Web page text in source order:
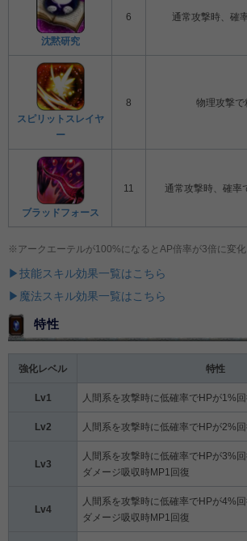
沈黙研究
6 通常攻撃時、確
スピリットスレイヤ
ー
8 物理攻撃で
ブラッドフォース
11 通常攻撃時、確率
※アークエーテルが100%になるとAP倍率が3倍に変
▶技能スキル効果一覧はこちら
▶魔法スキル効果一覧はこちら
特性
強化レベル 特性
Lv1 人間系を攻撃時に低確率でHPが1%回
Lv2 人間系を攻撃時に低確率でHPが2%回
Lv3
人間系を攻撃時に低確率でHPが3%回
ダメージ吸収時MP1回復
Lv4
人間系を攻撃時に低確率でHPが4%回
ダメージ吸収時MP1回復